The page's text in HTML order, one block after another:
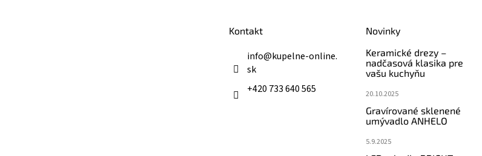
Kontakt
info@kupelne-online.
sk
+420 733 640 565
Novinky
Keramické drezy –
nadčasová klasika pre
vašu kuchyňu
20.10.2025
Gravírované sklenené
umývadlo ANHELO
5.9.2025